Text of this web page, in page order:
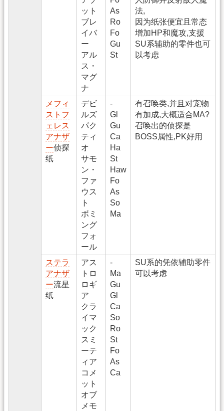
ット
ブレ
イバ
ー
アル
ス・
マグ
ナ
As
Ro
Fo
Gu
St
法,
因为纸张便宜且常态
增加HP和魔攻,支援
SU系辅助的零件也可
以考虑
メフィ
ストフ
ェレス
アナザ
ー侦探
纸
デビ
ルズ
パク
ティ
オ
サモ
ン・
ファ
ウス
ト
ボミ
ング
フォ
ール
-
Gl
Gu
Ca
Ha
St
Haw
Fo
As
So
Ma
有召唤类,并且对宠物
有加成,大概适合MA?
召唤出的侦探是
BOSS属性,PK好用
ステラ
アナザ
ー流星
纸
アス
トロ
ロギ
ア
クラ
イマ
ック
スミ
ーテ
ィア
コメ
ット
オブ
メモ
-
Ma
Gu
Gl
Ca
So
Ro
St
Fo
As
Ca
SU系的凭依辅助零件
可以考虑